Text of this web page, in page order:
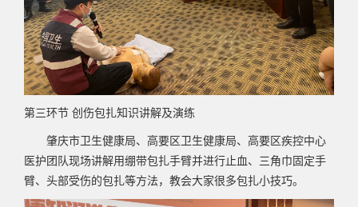
第三环节 创伤包扎知识讲解及演练
肇庆市卫生健康局、高要区卫生健康局、高要区疾控中心
医护团队现场讲解用绷带包扎手臂并进行止血、三角巾固定手
臂、头部受伤的包扎等方法，教会大家很多包扎小技巧。